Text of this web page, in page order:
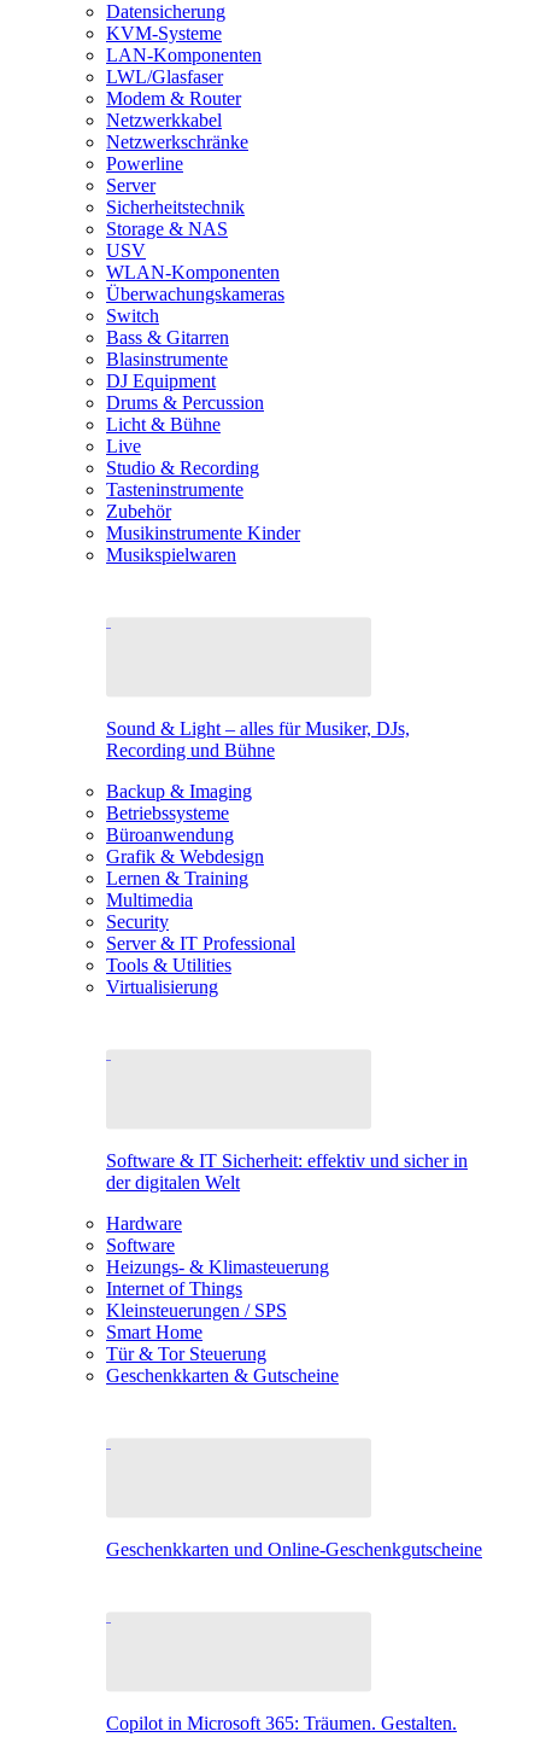
Datensicherung
KVM-Systeme
LAN-Komponenten
LWL/Glasfaser
Modem & Router
Netzwerkkabel
Netzwerkschränke
Powerline
Server
Sicherheitstechnik
Storage & NAS
USV
WLAN-Komponenten
Überwachungskameras
Switch
Bass & Gitarren
Blasinstrumente
DJ Equipment
Drums & Percussion
Licht & Bühne
Live
Studio & Recording
Tasteninstrumente
Zubehör
Musikinstrumente Kinder
Musikspielwaren
Sound & Light – alles für Musiker, DJs,
Recording und Bühne
Backup & Imaging
Betriebssysteme
Büroanwendung
Grafik & Webdesign
Lernen & Training
Multimedia
Security
Server & IT Professional
Tools & Utilities
Virtualisierung
Software & IT Sicherheit: effektiv und sicher in
der digitalen Welt
Hardware
Software
Heizungs- & Klimasteuerung
Internet of Things
Kleinsteuerungen / SPS
Smart Home
Tür & Tor Steuerung
Geschenkkarten & Gutscheine
Geschenkkarten und Online-Geschenkgutscheine
Copilot in Microsoft 365: Träumen. Gestalten.